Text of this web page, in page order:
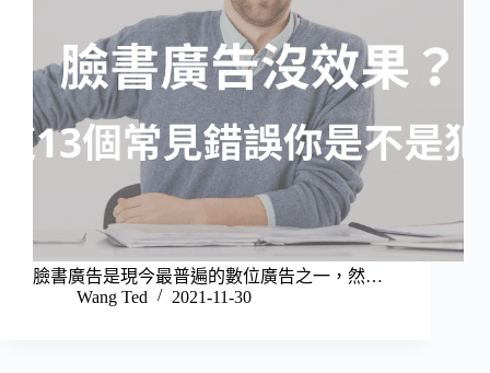
臉書廣告是現今最普遍的數位廣告之一，然…
Wang Ted
2021-11-30